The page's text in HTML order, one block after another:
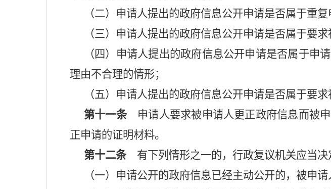
（二）申请人提出的政府信息公开申请是否属于重复
（三）申请人提出的政府信息公开申请是否属于要
（四）申请人提出的政府信息公开申请是否属于申
理由不合理的情形；
（五）申请人提出的政府信息公开申请是否属于要
第十一条申请人要求被申请人更正政府信息而被申
正申请的证明材料。
第十二条 有下列情形之一的，行政复议机关应当决
（一）申请公开的政府信息已经主动公开的，被申